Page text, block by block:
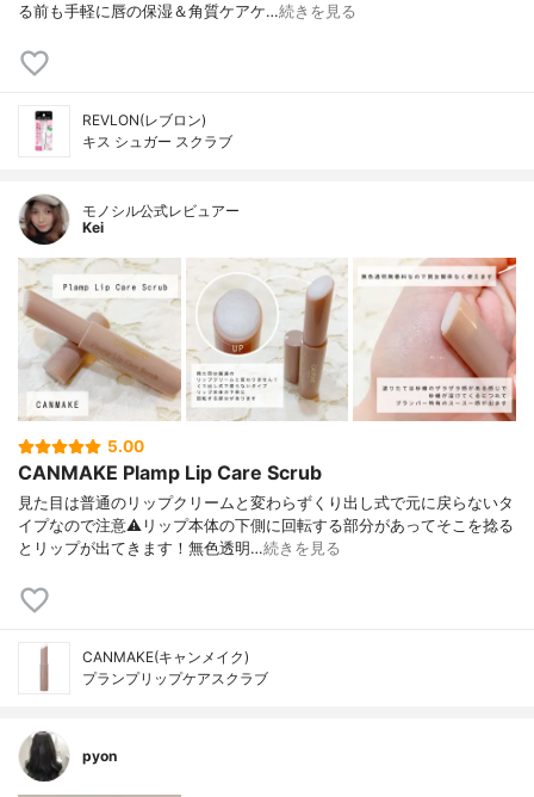
る前も手軽に唇の保湿＆角質ケアケ…続きを見る
REVLON(レブロン)
キス シュガー スクラブ
モノシル公式レビュアー
Kei
5.00
CANMAKE Plamp Lip Care Scrub
見た目は普通のリップクリームと変わらずくり出し式で元に戻らないタ
イプなので注意⚠️リップ本体の下側に回転する部分があってそこを捻る
とリップが出てきます！無色透明…続きを見る
CANMAKE(キャンメイク)
プランプリップケアスクラブ
pyon